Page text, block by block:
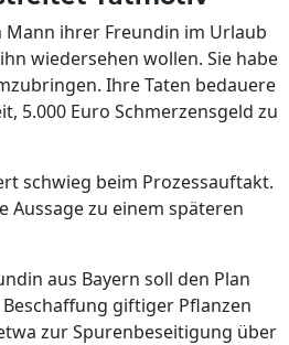
Mann ihrer Freundin im Urlaub
wiedersehen wollen. Sie habe
Ihre Taten bedauere
5.000 Euro Schmerzensgeld zu
schwieg beim Prozessauftakt.
Aussage zu einem späteren
aus Bayern soll den Plan
giftiger Pflanzen
zur Spurenbeseitigung über